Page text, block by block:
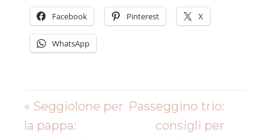
Facebook Pinterest X
WhatsApp
« Seggiolone per
la pappa:
Passeggino trio:
consigli per